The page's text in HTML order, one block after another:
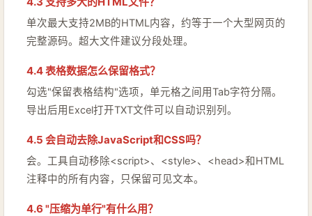
单次最大支持2MB的HTML内容，约等于一个大型网页的
完整源码。超大文件建议分段处理。
4.4 表格数据怎么保留格式？
勾选"保留表格结构"选项，单元格之间用Tab字符分隔。
导出后用Excel打开TXT文件可以自动识别列。
4.5 会自动去除JavaScript和CSS吗？
会。工具自动移除<script>、<style>、<head>和HTML
注释中的所有内容，只保留可见文本。
4.6 "压缩为单行"有什么用？